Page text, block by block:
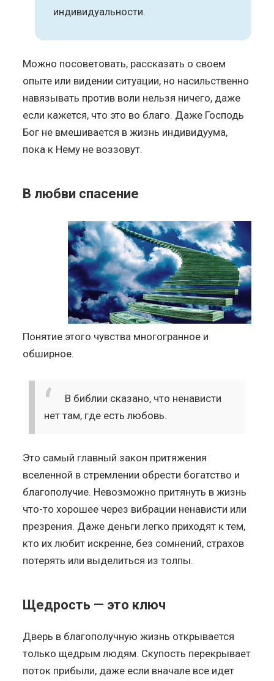
индивидуальности.
Можно посоветовать, рассказать о своем
опыте или видении ситуации, но насильственно
навязывать против воли нельзя ничего, даже
если кажется, что это во благо. Даже Господь
Бог не вмешивается в жизнь индивидуума,
пока к Нему не воззовут.
В любви спасение
Понятие этого чувства многогранное и
обширное.
В библии сказано, что ненависти
нет там, где есть любовь.
Это самый главный закон притяжения
вселенной в стремлении обрести богатство и
благополучие. Невозможно притянуть в жизнь
что-то хорошее через вибрации ненависти или
презрения. Даже деньги легко приходят к тем,
кто их любит искренне, без сомнений, страхов
потерять или выделиться из толпы.
Щедрость — это ключ
Дверь в благополучную жизнь открывается
только щедрым людям. Скупость перекрывает
поток прибыли, даже если вначале все идет